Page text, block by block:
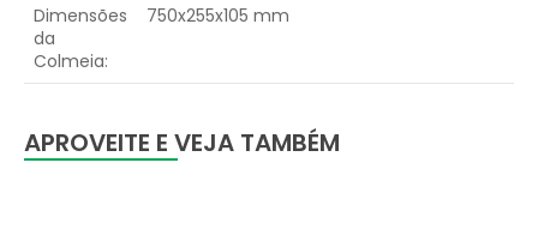
Dimensões
da
Colmeia:
750x255x105 mm
APROVEITE E VEJA TAMBÉM